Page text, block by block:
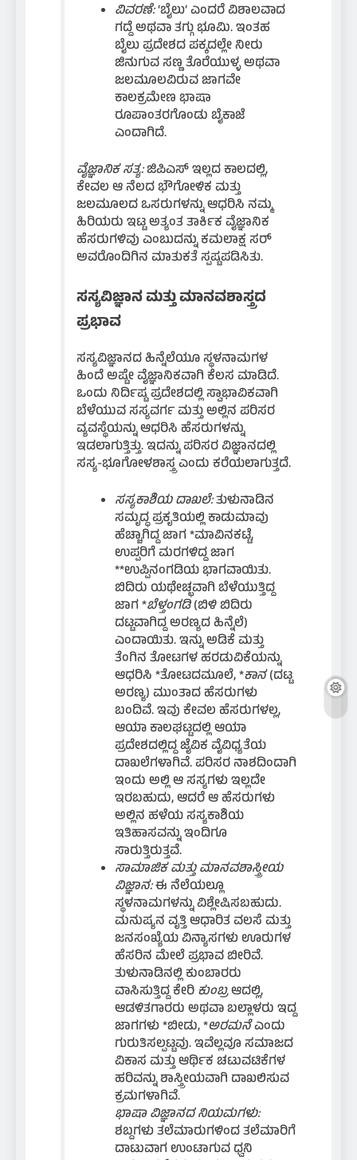
ವಿವರಣೆ:‘ಬೈಲು’ ಎಂದರೆ ವಿಶಾಲವಾದ
ಗದ್ದೆ ಅಥವಾ ತಗ್ಗು ಭೂಮಿ. ಇಂತಹ
ಬೈಲು ಪ್ರದೇಶದ ಪಕ್ಕದಲ್ಲೇ ನೀರು
ಜಿನುಗುವ ಸಣ್ಣ ತೊರೆಯುಳ್ಳ ಅಥವಾ
ಜಲಮೂಲವಿರುವ ಜಾಗವೇ
ಕಾಲಕ್ರಮೇಣ ಭಾಷಾ
ರೂಪಾಂತರಗೊಂಡು ಬೈಕಾಜೆ
ಎಂದಾಗಿದೆ.
ವೈಜ್ಞಾನಿಕ ಸತ್ಯ:ಜಿಪಿಎಸ್ ಇಲ್ಲದ ಕಾಲದಲ್ಲಿ,
ಕೇವಲ ಆ ನೆಲದ ಭೌಗೋಳಿಕ ಮತ್ತು
ಜಲಮೂಲದ ಒಸರುಗಳನ್ನು ಆಧರಿಸಿ ನಮ್ಮ
ಹಿರಿಯರು ಇಟ್ಟ ಅತ್ಯಂತ ತಾರ್ಕಿಕ ವೈಜ್ಞಾನಿಕ
ಹೆಸರುಗಳಿವು ಎಂಬುದನ್ನು ಕಮಲಾಕ್ಷ ಸರ್
ಅವರೊಂದಿಗಿನ ಮಾತುಕತೆ ಸ್ಪಷ್ಟಪಡಿಸಿತು.
ಸಸ್ಯವಿಜ್ಞಾನ ಮತ್ತು ಮಾನವಶಾಸ್ತ್ರದ
ಪ್ರಭಾವ
ಸಸ್ಯವಿಜ್ಞಾನದ ಹಿನ್ನೆಲೆಯೂ ಸ್ಥಳನಾಮಗಳ
ಹಿಂದೆ ಅಷ್ಟೇ ವೈಜ್ಞಾನಿಕವಾಗಿ ಕೆಲಸ ಮಾಡಿದೆ.
ಒಂದು ನಿರ್ದಿಷ್ಟ ಪ್ರದೇಶದಲ್ಲಿ ಸ್ವಾಭಾವಿಕವಾಗಿ
ಬೆಳೆಯುವ ಸಸ್ಯವರ್ಗ ಮತ್ತು ಅಲ್ಲಿನ ಪರಿಸರ
ವ್ಯವಸ್ಥೆಯನ್ನು ಆಧರಿಸಿ ಹೆಸರುಗಳನ್ನು
ಇಡಲಾಗುತ್ತಿತ್ತು. ಇದನ್ನು ಪರಿಸರ ವಿಜ್ಞಾನದಲ್ಲಿ
ಸಸ್ಯ-ಭೂಗೋಳಶಾಸ್ತ್ರ ಎಂದು ಕರೆಯಲಾಗುತ್ತದೆ.
ಸಸ್ಯಕಾಶಿಯ ದಾಖಲೆ:ತುಳುನಾಡಿನ
ಸಮೃದ್ಧ ಪ್ರಕೃತಿಯಲ್ಲಿ ಕಾಡುಮಾವು
ಹೆಚ್ಚಾಗಿದ್ದ ಜಾಗ *ಮಾವಿನಕಟ್ಟೆ,
ಉಪ್ಪರಿಗೆ ಮರಗಳಿದ್ದ ಜಾಗ
**ಉಪ್ಪಿನಂಗಡಿಯ ಭಾಗವಾಯಿತು.
ಬಿದಿರು ಯಥೇಚ್ಛವಾಗಿ ಬೆಳೆಯುತ್ತಿದ್ದ
ಜಾಗ *ಬೆಳ್ತಂಗಡಿ(ಬಿಳಿ ಬಿದಿರು
ದಟ್ಟವಾಗಿದ್ದ ಅರಣ್ಯದ ಹಿನ್ನೆಲೆ)
ಎಂದಾಯಿತು. ಇನ್ನು ಅಡಿಕೆ ಮತ್ತು
ತೆಂಗಿನ ತೋಟಗಳ ಹರಡುವಿಕೆಯನ್ನು
ಆಧರಿಸಿ *ತೋಟದಮೂಲೆ, *ಕಾನ(ದಟ್ಟ
ಅರಣ್ಯ) ಮುಂತಾದ ಹೆಸರುಗಳು
ಬಂದಿವೆ. ಇವು ಕೇವಲ ಹೆಸರುಗಳಲ್ಲ,
ಆಯಾ ಕಾಲಘಟ್ಟದಲ್ಲಿ ಆಯಾ
ಪ್ರದೇಶದಲ್ಲಿದ್ದ ಜೈವಿಕ ವೈವಿಧ್ಯತೆಯ
ದಾಖಲೆಗಳಾಗಿವೆ. ಪರಿಸರ ನಾಶದಿಂದಾಗಿ
ಇಂದು ಅಲ್ಲಿ ಆ ಸಸ್ಯಗಳು ಇಲ್ಲದೇ
ಇರಬಹುದು, ಆದರೆ ಆ ಹೆಸರುಗಳು
ಅಲ್ಲಿನ ಹಳೆಯ ಸಸ್ಯಕಾಶಿಯ
ಇತಿಹಾಸವನ್ನು ಇಂದಿಗೂ
ಸಾರುತ್ತಿರುತ್ತವೆ.
ಸಾಮಾಜಿಕ ಮತ್ತು ಮಾನವಶಾಸ್ತ್ರೀಯ
ವಿಜ್ಞಾನ:ಈ ನೆಲೆಯಲ್ಲೂ
ಸ್ಥಳನಾಮಗಳನ್ನು ವಿಶ್ಲೇಷಿಸಬಹುದು.
ಮನುಷ್ಯನ ವೃತ್ತಿ ಆಧಾರಿತ ವಲಸೆ ಮತ್ತು
ಜನಸಂಖ್ಯೆಯ ವಿನ್ಯಾಸಗಳು ಊರುಗಳ
ಹೆಸರಿನ ಮೇಲೆ ಪ್ರಭಾವ ಬೀರಿವೆ.
ತುಳುನಾಡಿನಲ್ಲಿ ಕುಂಬಾರರು
ವಾಸಿಸುತ್ತಿದ್ದ ಕೇರಿಕುಂಬ್ರಆದಲ್ಲಿ,
ಆಡಳಿತಗಾರರು ಅಥವಾ ಬಲ್ಲಾಳರು ಇದ್ದ
ಜಾಗಗಳು *ಬೀಡು, *ಅರಮನೆಎಂದು
ಗುರುತಿಸಲ್ಪಟ್ಟವು. ಇವೆಲ್ಲವೂ ಸಮಾಜದ
ವಿಕಾಸ ಮತ್ತು ಆರ್ಥಿಕ ಚಟುವಟಿಕೆಗಳ
ಹರಿವನ್ನು ಶಾಸ್ತ್ರೀಯವಾಗಿ ದಾಖಲಿಸುವ
ಕ್ರಮಗಳಾಗಿವೆ.
ಭಾಷಾ ವಿಜ್ಞಾನದ ನಿಯಮಗಳು:
ಶಬ್ದಗಳು ತಲೆಮಾರುಗಳಿಂದ ತಲೆಮಾರಿಗೆ
ದಾಟುವಾಗ ಉಂಟಾಗುವ ಧ್ವನಿ